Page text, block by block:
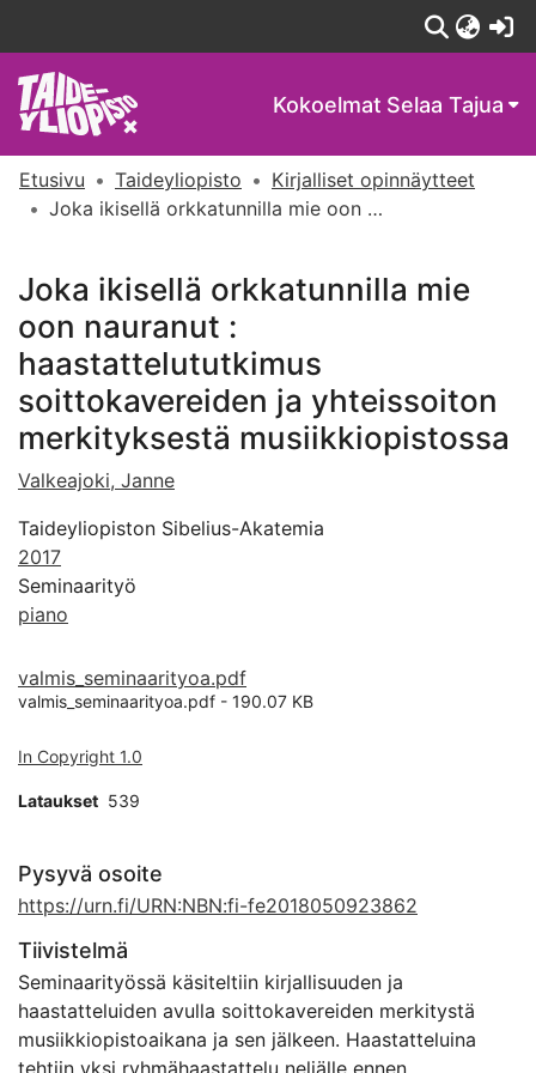
Kokoelmat Selaa Tajua
Etusivu Taideyliopisto
Kirjalliset opinnäytteet
Joka ikisellä orkkatunnilla mie oon nauranut : haastattelututkimus soittokavereiden ja yhteissoiton merkityksestä musiikkiopistossa
Joka ikisellä orkkatunnilla mie
oon nauranut :
haastattelututkimus
soittokavereiden ja yhteissoiton
merkityksestä musiikkiopistossa
Valkeajoki, Janne
Taideyliopiston Sibelius-Akatemia
2017
Seminaarityö
piano
valmis_seminaarityoa.pdf
valmis_seminaarityoa.pdf - 190.07 KB
In Copyright 1.0
Lataukset 539
Pysyvä osoite
https://urn.fi/URN:NBN:fi-fe2018050923862
Tiivistelmä
Seminaarityössä käsiteltiin kirjallisuuden ja
haastatteluiden avulla soittokavereiden merkitystä
musiikkiopistoaikana ja sen jälkeen. Haastatteluina
tehtiin yksi ryhmähaastattelu neljälle ennen